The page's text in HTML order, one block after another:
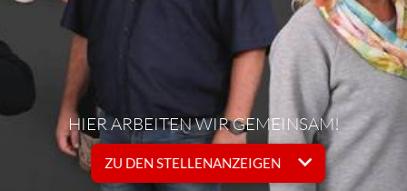
HIER ARBEITEN WIR GEMEINSAM!
ZU DEN STELLENANZEIGEN